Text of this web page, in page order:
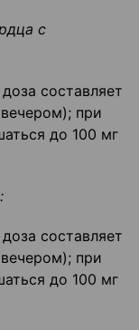
с
составляет
при
до 100 мг
составляет
при
до 100 мг